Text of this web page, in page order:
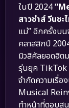
ในปี 2024
สาวซ่าส์ วีนซะ
แม่” อีกครั้งบน
คลาสสิกปี
มิวสิคัลยอดฮิต
รุ่นยุค TikTok
จำกัดความเรื่
Musical
ทำหน้าที่ตอบส